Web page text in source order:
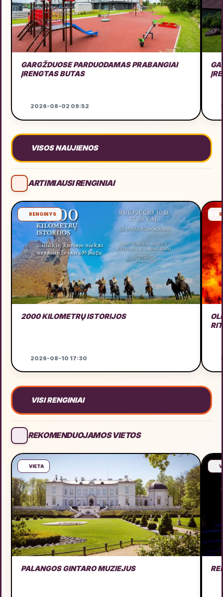
GARGŽDUOSE PARDUODAMAS PRABANGIAI
ĮRENGTAS BUTAS
2026-08-02 09:52
VISOS NAUJIENOS
ARTIMIAUSI RENGINIAI
RENGINYS
2000 KILOMETRŲ ISTORIJOS
2026-08-10 17:30
VISI RENGINIAI
REKOMENDUOJAMOS VIETOS
VIETA
PALANGOS GINTARO MUZIEJUS